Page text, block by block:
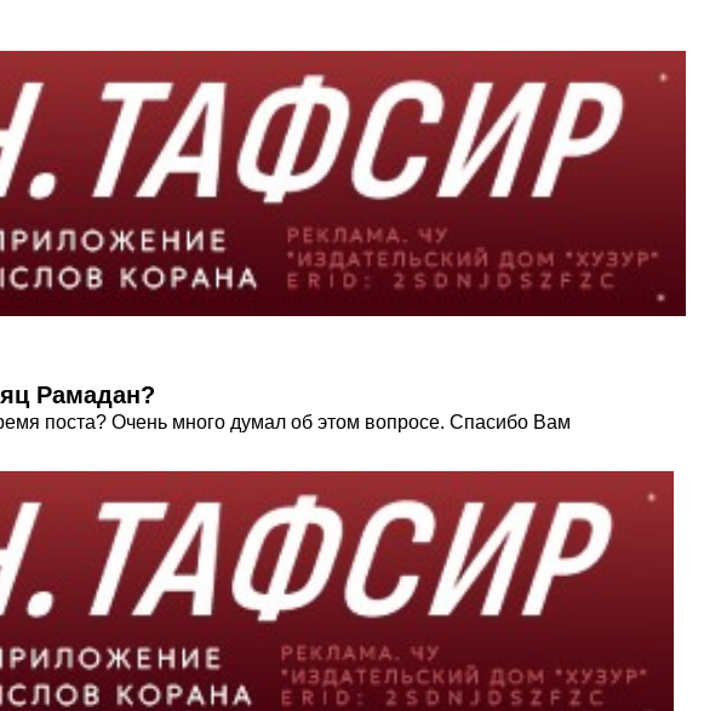
Рамадан?
поста? Очень много думал об этом вопросе. Спасибо Вам